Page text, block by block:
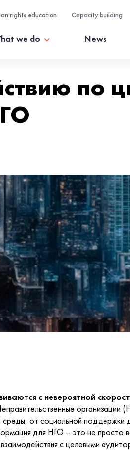
rights education Capacity building
we do News
по
с невероятной
от социальной поддержки
для НГО – это не просто
с целевыми